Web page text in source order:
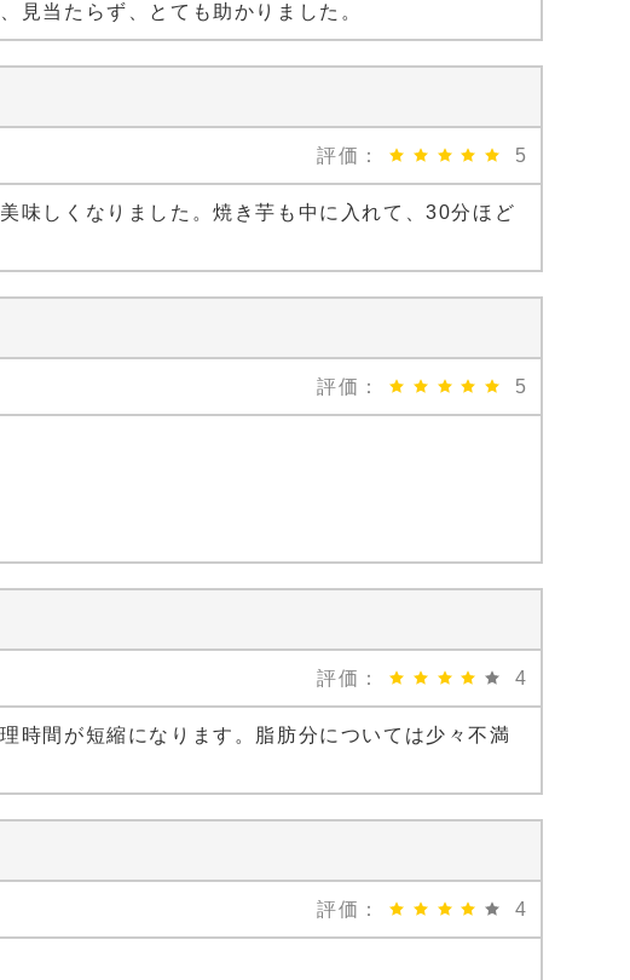
見当たらず、とても助かりました。
評価： 5
味しくなりました。焼き芋も中に入れて、30分ほど
評価： 5
評価： 4
時間が短縮になります。脂肪分については少々不満
評価： 4